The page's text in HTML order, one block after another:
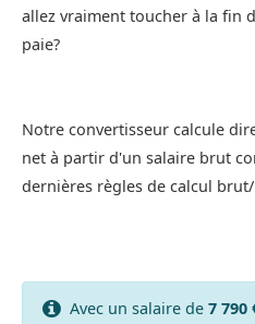
allez vraiment toucher à la fin
paie?
Notre convertisseur calcule
net à partir d'un salaire brut
dernières règles de calcul
Avec un salaire de 7